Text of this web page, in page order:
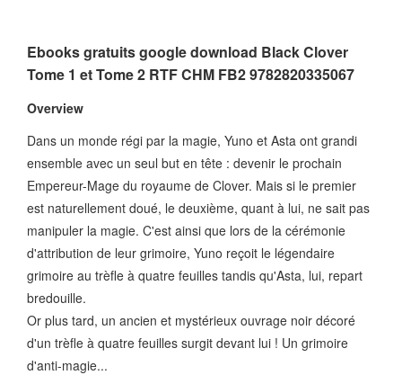
Ebooks gratuits google download Black Clover
Tome 1 et Tome 2 RTF CHM FB2 9782820335067
Overview
Dans un monde régi par la magie, Yuno et Asta ont grandi
ensemble avec un seul but en tête : devenir le prochain
Empereur-Mage du royaume de Clover. Mais si le premier
est naturellement doué, le deuxième, quant à lui, ne sait pas
manipuler la magie. C'est ainsi que lors de la cérémonie
d'attribution de leur grimoire, Yuno reçoit le légendaire
grimoire au trèfle à quatre feuilles tandis qu'Asta, lui, repart
bredouille.
Or plus tard, un ancien et mystérieux ouvrage noir décoré
d'un trèfle à quatre feuilles surgit devant lui ! Un grimoire
d'anti-magie...